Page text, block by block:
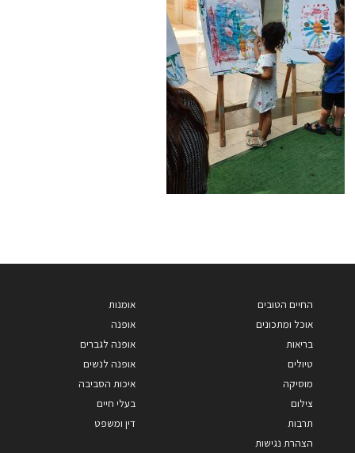
החיים הטובים
אוכל ומתכונים
בריאות
טיולים
מוסיקה
צילום
תרבות
הצהרת נגישות
אומנות
אופנה
אופנה לגברים
אופנה לנשים
איכות הסביבה
בעלי חיים
דין ומשפט